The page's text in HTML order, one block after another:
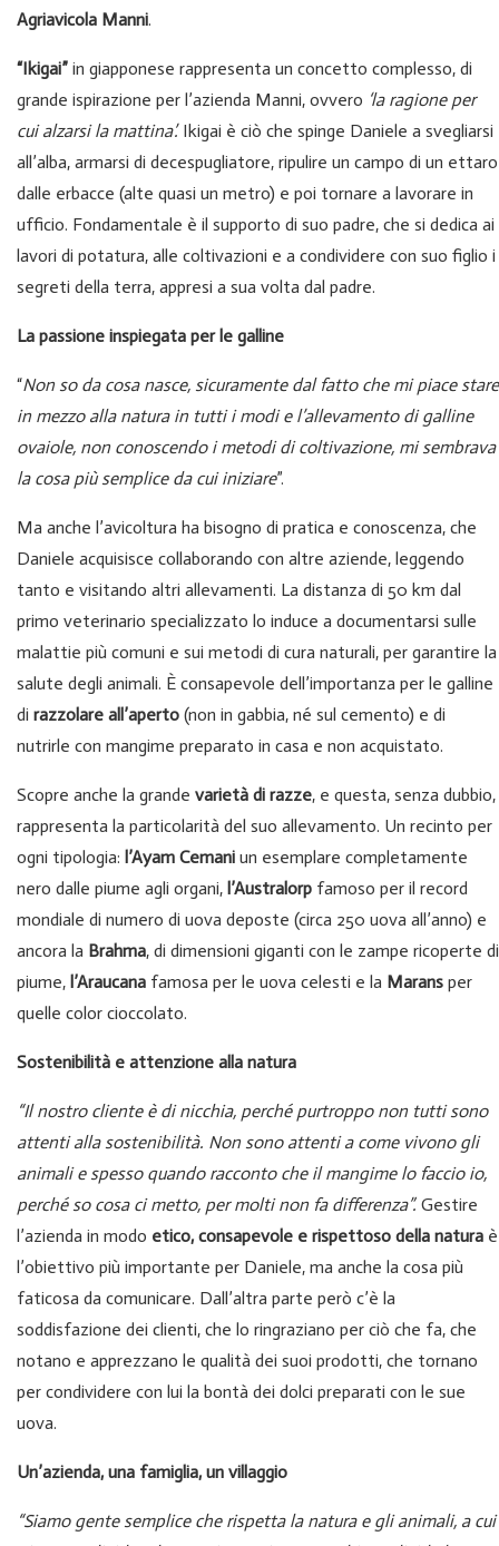
Agriavicola Manni.
“Ikigai” in giapponese rappresenta un concetto complesso, di
grande ispirazione per l’azienda Manni, ovvero ‘la ragione per
cui alzarsi la mattina’. Ikigai è ciò che spinge Daniele a svegliarsi
all’alba, armarsi di decespugliatore, ripulire un campo di un ettaro
dalle erbacce (alte quasi un metro) e poi tornare a lavorare in
ufficio. Fondamentale è il supporto di suo padre, che si dedica ai
lavori di potatura, alle coltivazioni e a condividere con suo figlio i
segreti della terra, appresi a sua volta dal padre.
La passione inspiegata per le galline
“Non so da cosa nasce, sicuramente dal fatto che mi piace stare
in mezzo alla natura in tutti i modi e l’allevamento di galline
ovaiole, non conoscendo i metodi di coltivazione, mi sembrava
la cosa più semplice da cui iniziare”.
Ma anche l’avicoltura ha bisogno di pratica e conoscenza, che
Daniele acquisisce collaborando con altre aziende, leggendo
tanto e visitando altri allevamenti. La distanza di 50 km dal
primo veterinario specializzato lo induce a documentarsi sulle
malattie più comuni e sui metodi di cura naturali, per garantire la
salute degli animali. È consapevole dell’importanza per le galline
di razzolare all’aperto (non in gabbia, né sul cemento) e di
nutrirle con mangime preparato in casa e non acquistato.
Scopre anche la grande varietà di razze, e questa, senza dubbio,
rappresenta la particolarità del suo allevamento. Un recinto per
ogni tipologia: l’Ayam Cemani ​ un esemplare completamente
nero dalle piume agli organi, l’Australorp​ famoso per il record
mondiale di numero di uova deposte (circa 250 uova all’anno) e
ancora la Brahma​, di dimensioni giganti con le zampe ricoperte di
piume, l’Araucana ​ famosa per le uova celesti e la Marans per
quelle color cioccolato.
Sostenibilità e attenzione alla natura
“Il nostro cliente è di nicchia, perché purtroppo non tutti sono
attenti alla sostenibilità. Non sono attenti a come vivono gli
animali e spesso quando racconto che il mangime lo faccio io,
perché so cosa ci metto, per molti non fa differenza”. Gestire
l’azienda in modo etico, consapevole e rispettoso della natura è
l’obiettivo più importante per Daniele, ma anche la cosa più
faticosa da comunicare. Dall’altra parte però c’è la
soddisfazione dei clienti, che lo ringraziano per ciò che fa, che
notano e apprezzano le qualità dei suoi prodotti, che tornano
per condividere con lui la bontà dei dolci preparati con le sue
uova.
Un’azienda, una famiglia, un villaggio
“Siamo gente semplice che rispetta la natura e gli animali, a cui